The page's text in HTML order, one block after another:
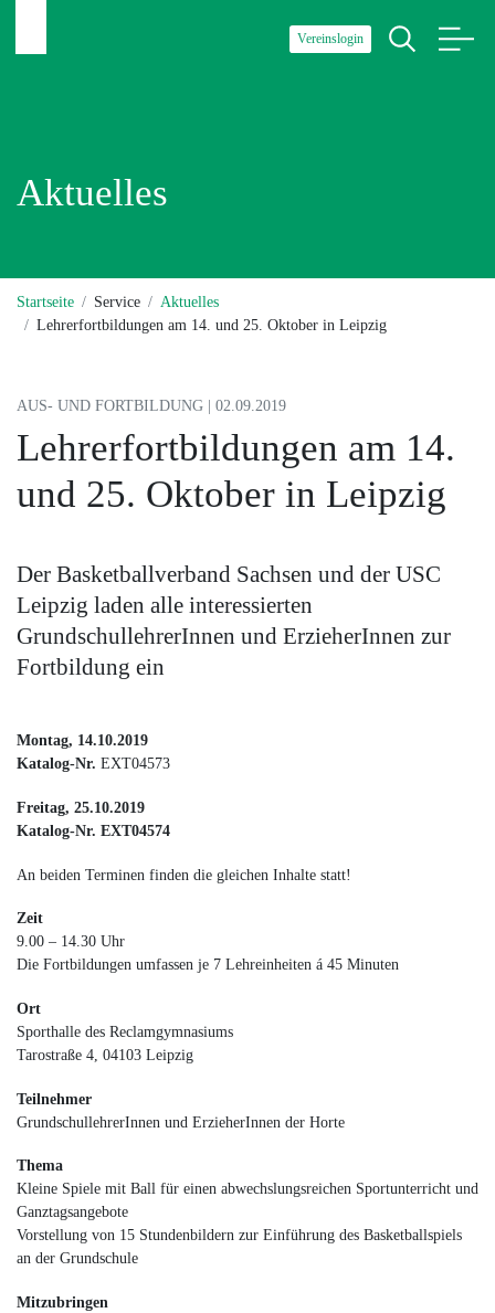
Vereinslogin
Aktuelles
Startseite Service
Aktuelles
Lehrerfortbildungen am 14. und 25. Oktober in Leipzig
AUS- UND FORTBILDUNG | 02.09.2019
Lehrerfortbildungen am 14.
und 25. Oktober in Leipzig
Der Basketballverband Sachsen und der USC
Leipzig laden alle interessierten
GrundschullehrerInnen und ErzieherInnen zur
Fortbildung ein
Montag, 14.10.2019
Katalog-Nr. EXT04573
Freitag, 25.10.2019
Katalog-Nr. EXT04574
An beiden Terminen finden die gleichen Inhalte statt!
Zeit
9.00 – 14.30 Uhr
Die Fortbildungen umfassen je 7 Lehreinheiten á 45 Minuten
Ort
Sporthalle des Reclamgymnasiums
Tarostraße 4, 04103 Leipzig
Teilnehmer
GrundschullehrerInnen und ErzieherInnen der Horte
Thema
Kleine Spiele mit Ball für einen abwechslungsreichen Sportunterricht und
Ganztagsangebote
Vorstellung von 15 Stundenbildern zur Einführung des Basketballspiels
an der Grundschule
Mitzubringen